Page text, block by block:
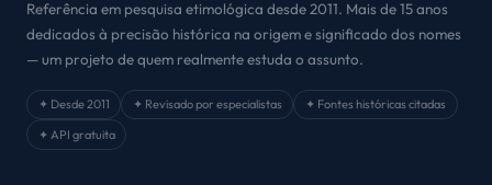
Referência em pesquisa etimológica desde 2011. Mais de 15 anos
dedicados à precisão histórica na origem e significado dos nomes
— um projeto de quem realmente estuda o assunto.
✦ Desde 2011 ✦ Revisado por especialistas
✦ Fontes históricas citadas
✦ API gratuita